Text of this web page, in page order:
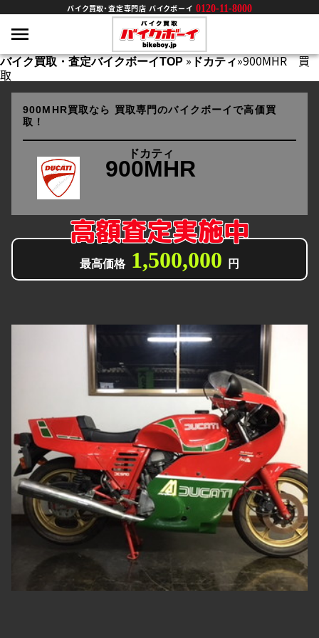
バイク買取・査定専門店 バイクボーイ 0120-11-8000
バイク買取・査定バイクボーイTOP»ドカティ»900MHR 買
取
900MHR買取なら 買取専門のバイクボーイで高価買
取！
ドカティ
900MHR
高額査定実施中
最高価格 1,500,000 円